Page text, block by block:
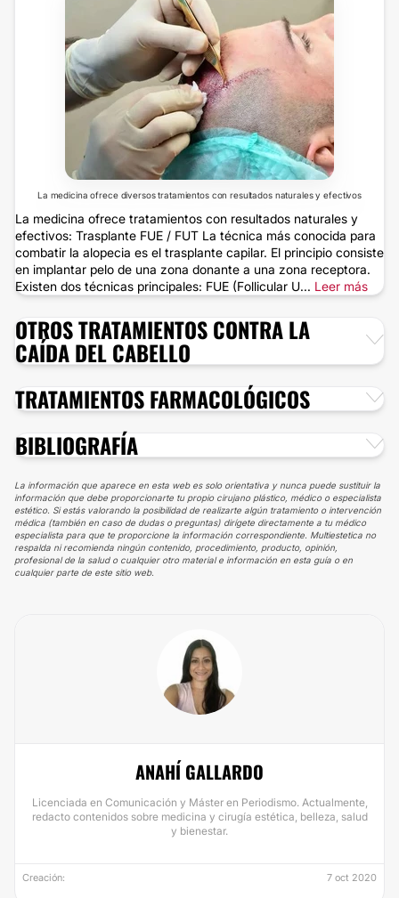
La medicina ofrece diversos tratamientos con resultados naturales y efectivos
La medicina ofrece tratamientos con resultados naturales y
efectivos: Trasplante FUE / FUT La técnica más conocida para
combatir la alopecia es el trasplante capilar. El principio consiste
en implantar pelo de una zona donante a una zona receptora.
Existen dos técnicas principales: FUE (Follicular U... Leer más
OTROS TRATAMIENTOS CONTRA LA
CAÍDA DEL CABELLO
TRATAMIENTOS FARMACOLÓGICOS
BIBLIOGRAFÍA
La información que aparece en esta web es solo orientativa y nunca puede sustituir la
información que debe proporcionarte tu propio cirujano plástico, médico o especialista
estético. Si estás valorando la posibilidad de realizarte algún tratamiento o intervención
médica (también en caso de dudas o preguntas) dirígete directamente a tu médico
especialista para que te proporcione la información correspondiente. Multiestetica no
respalda ni recomienda ningún contenido, procedimiento, producto, opinión,
profesional de la salud o cualquier otro material e información en esta guía o en
cualquier parte de este sitio web.
ANAHÍ GALLARDO
Licenciada en Comunicación y Máster en Periodismo. Actualmente,
redacto contenidos sobre medicina y cirugía estética, belleza, salud
y bienestar.
Creación: 7 oct 2020